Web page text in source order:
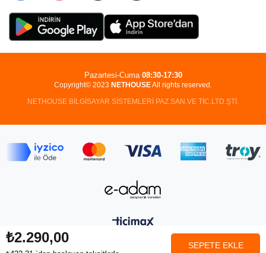
₺2.290,00
Copyright© 2023 NETHOUSEAll rights reserved.
NETHOUSE BİLGİSAYAR SİSTEMLERİ PAZ.SAN.VE TİC.LTD.ŞTİ.
Pazartesi-Cuma 08:30-17:30